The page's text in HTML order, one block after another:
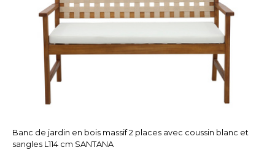
Banc de jardin en bois massif 2 places avec coussin blanc et
sangles L114 cm SANTANA